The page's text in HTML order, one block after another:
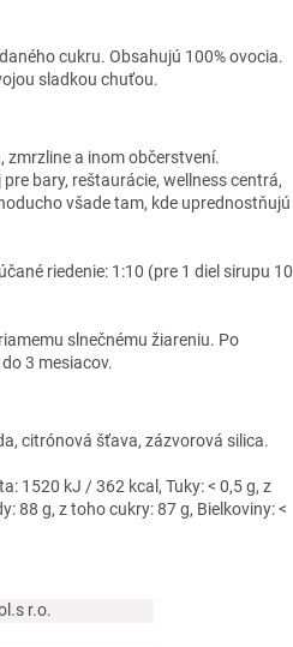
cukru. Obsahujú 100% ovocia.
sladkou chuťou.
zmrzline a inom občerstvení.
bary, reštaurácie, wellness centrá,
všade tam, kde uprednostňujú
riedenie: 1:10 (pre 1 diel sirupu 10
slnečnému žiareniu. Po
3 mesiacov.
citrónová šťava, zázvorová silica.
1520 kJ / 362 kcal, Tuky: < 0,5 g, z
88 g, z toho cukry: 87 g, Bielkoviny: <
r.o.